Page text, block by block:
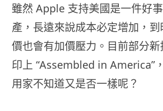
雖然 Apple 支持美國是一件好
產，長遠來說成本必定增加，
價也會有加價壓力。目前部分
印上 “Assembled in America”
用家不知道又是否一樣呢？